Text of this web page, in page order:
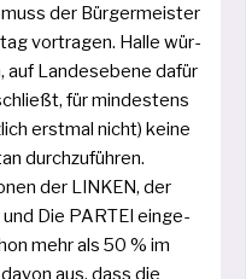
der Bürgermeister
vor­tra­gen. Halle wür­
auf Landesebene dafür
für min­des­tens
erst­mal nicht) kei­ne
durch­zu­füh­ren.
der LINKEN, der
und Die PARTEI ein­ge­
mehr als 50 % im
aus, dass die